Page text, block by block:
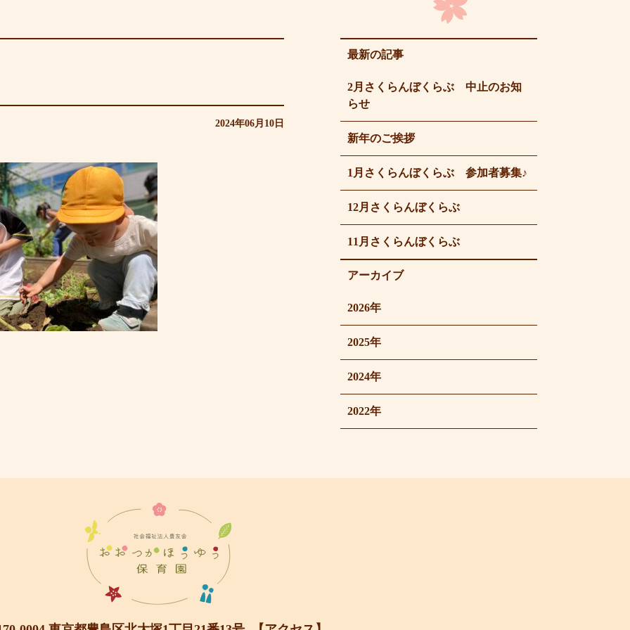
2024年06月10日
最新の記事
2月さくらんぼくらぶ 中止のお知
らせ
新年のご挨拶
1月さくらんぼくらぶ 参加者募集♪
12月さくらんぼくらぶ
11月さくらんぼくらぶ
アーカイブ
2026年
2025年
2024年
2022年